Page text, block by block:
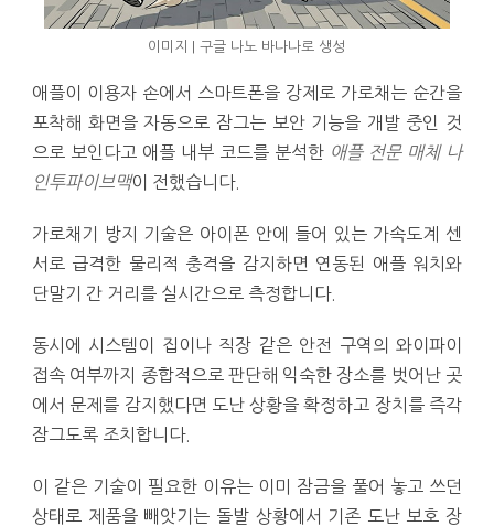
이미지 | 구글 나노 바나나로 생성
애플이 이용자 손에서 스마트폰을 강제로 가로채는 순간을
포착해 화면을 자동으로 잠그는 보안 기능을 개발 중인 것
으로 보인다고 애플 내부 코드를 분석한 애플 전문 매체 나
인투파이브맥이 전했습니다.
가로채기 방지 기술은 아이폰 안에 들어 있는 가속도계 센
서로 급격한 물리적 충격을 감지하면 연동된 애플 워치와
단말기 간 거리를 실시간으로 측정합니다.
동시에 시스템이 집이나 직장 같은 안전 구역의 와이파이
접속 여부까지 종합적으로 판단해 익숙한 장소를 벗어난 곳
에서 문제를 감지했다면 도난 상황을 확정하고 장치를 즉각
잠그도록 조치합니다.
이 같은 기술이 필요한 이유는 이미 잠금을 풀어 놓고 쓰던
상태로 제품을 빼앗기는 돌발 상황에서 기존 도난 보호 장